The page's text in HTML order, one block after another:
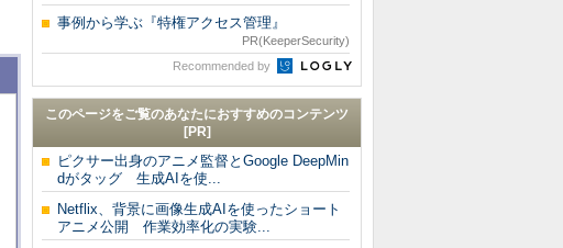
事例から学ぶ『特権アクセス管理』
PR(KeeperSecurity)
Recommended by
このページをご覧のあなたにおすすめのコンテンツ
[PR]
ピクサー出身のアニメ監督とGoogle DeepMin
dがタッグ 生成AIを使...
Netflix、背景に画像生成AIを使ったショート
アニメ公開 作業効率化の実験...